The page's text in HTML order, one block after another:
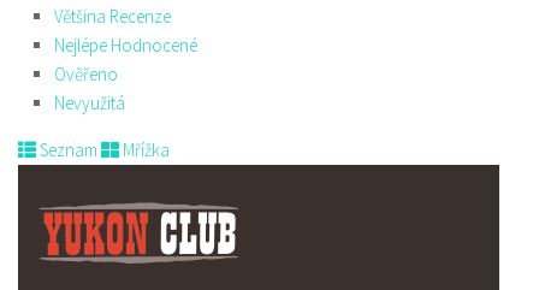
Většina Recenze
Nejlépe Hodnocené
Ověřeno
Nevyužitá
Seznam Mřížka